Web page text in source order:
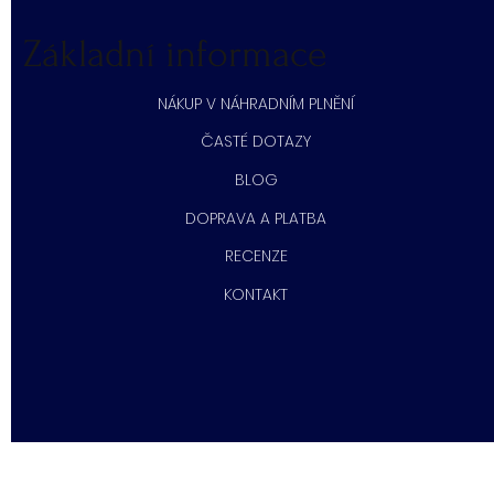
Základní informace
NÁKUP V NÁHRADNÍM PLNĚNÍ
ČASTÉ DOTAZY
BLOG
DOPRAVA A PLATBA
RECENZE
KONTAKT